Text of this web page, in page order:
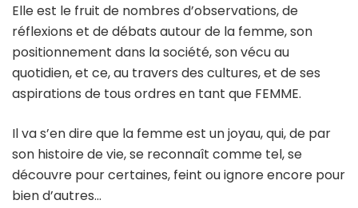
Elle est le fruit de nombres d’observations, de
réflexions et de débats autour de la femme, son
positionnement dans la société, son vécu au
quotidien, et ce, au travers des cultures, et de ses
aspirations de tous ordres en tant que FEMME.
Il va s’en dire que la femme est un joyau, qui, de par
son histoire de vie, se reconnaît comme tel, se
découvre pour certaines, feint ou ignore encore pour
bien d’autres…